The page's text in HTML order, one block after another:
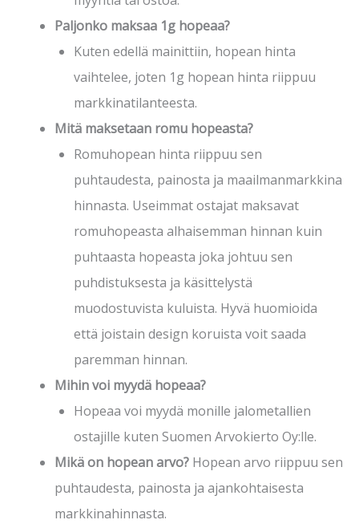
Paljonko maksaa 1g hopeaa?
Kuten edellä mainittiin, hopean hinta
vaihtelee, joten 1g hopean hinta riippuu
markkinatilanteesta.
Mitä maksetaan romu hopeasta?
Romuhopean hinta riippuu sen
puhtaudesta, painosta ja maailmanmarkkina
hinnasta. Useimmat ostajat maksavat
romuhopeasta alhaisemman hinnan kuin
puhtaasta hopeasta joka johtuu sen
puhdistuksesta ja käsittelystä
muodostuvista kuluista. Hyvä huomioida
että joistain design koruista voit saada
paremman hinnan.
Mihin voi myydä hopeaa?
Hopeaa voi myydä monille jalometallien
ostajille kuten Suomen Arvokierto Oy:lle.
Mikä on hopean arvo? Hopean arvo riippuu sen
puhtaudesta, painosta ja ajankohtaisesta
markkinahinnasta.